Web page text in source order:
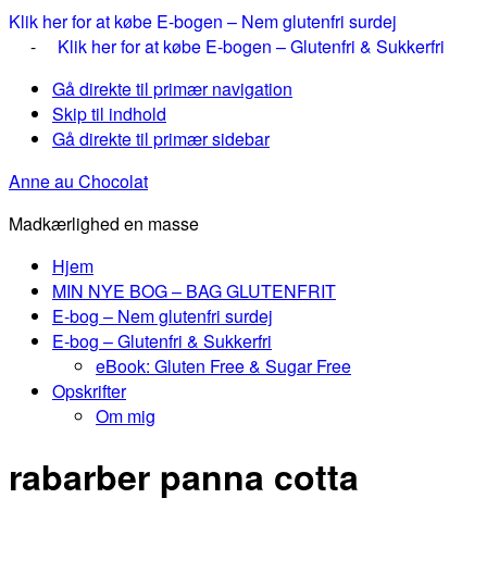
Klik her for at købe E-bogen – Nem glutenfri surdej
- Klik her for at købe E-bogen – Glutenfri & Sukkerfri
Gå direkte til primær navigation
Skip til indhold
Gå direkte til primær sidebar
Anne au Chocolat
Madkærlighed en masse
Hjem
MIN NYE BOG – BAG GLUTENFRIT
E-bog – Nem glutenfri surdej
E-bog – Glutenfri & Sukkerfri
eBook: Gluten Free & Sugar Free
Opskrifter
Om mig
rabarber panna cotta